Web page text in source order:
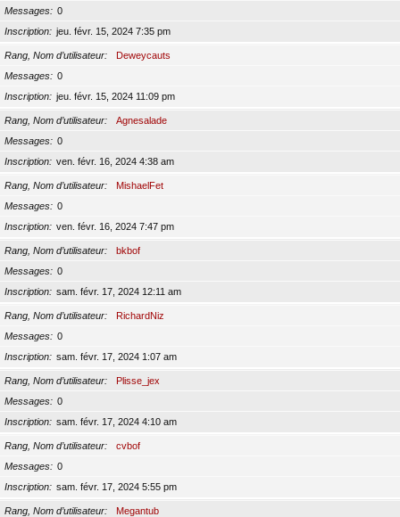
Messages
0
Inscription
jeu. févr. 15, 2024 7:35 pm
Rang, Nom d’utilisateur
Deweycauts
Messages
0
Inscription
jeu. févr. 15, 2024 11:09 pm
Rang, Nom d’utilisateur
Agnesalade
Messages
0
Inscription
ven. févr. 16, 2024 4:38 am
Rang, Nom d’utilisateur
MishaelFet
Messages
0
Inscription
ven. févr. 16, 2024 7:47 pm
Rang, Nom d’utilisateur
bkbof
Messages
0
Inscription
sam. févr. 17, 2024 12:11 am
Rang, Nom d’utilisateur
RichardNiz
Messages
0
Inscription
sam. févr. 17, 2024 1:07 am
Rang, Nom d’utilisateur
Plisse_jex
Messages
0
Inscription
sam. févr. 17, 2024 4:10 am
Rang, Nom d’utilisateur
cvbof
Messages
0
Inscription
sam. févr. 17, 2024 5:55 pm
Rang, Nom d’utilisateur
Megantub